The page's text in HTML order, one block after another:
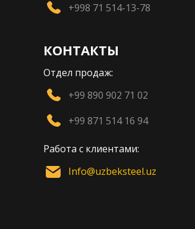
+998 71 514-13-78
КОНТАКТЫ
Отдел продаж:
+99 890 902 71 02
+99 871 514 16 94
Работа с клиентами:
Info@uzbeksteel.uz